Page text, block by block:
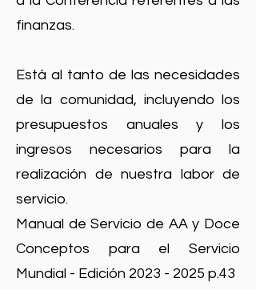
finanzas.
Está al tanto de las necesidades
de la comunidad, incluyendo los
presupuestos anuales y los
ingresos necesarios para la
realización de nuestra labor de
servicio.
Manual de Servicio de AA y Doce
Conceptos para el Servicio
Mundial - Edición 2023 - 2025 p.43